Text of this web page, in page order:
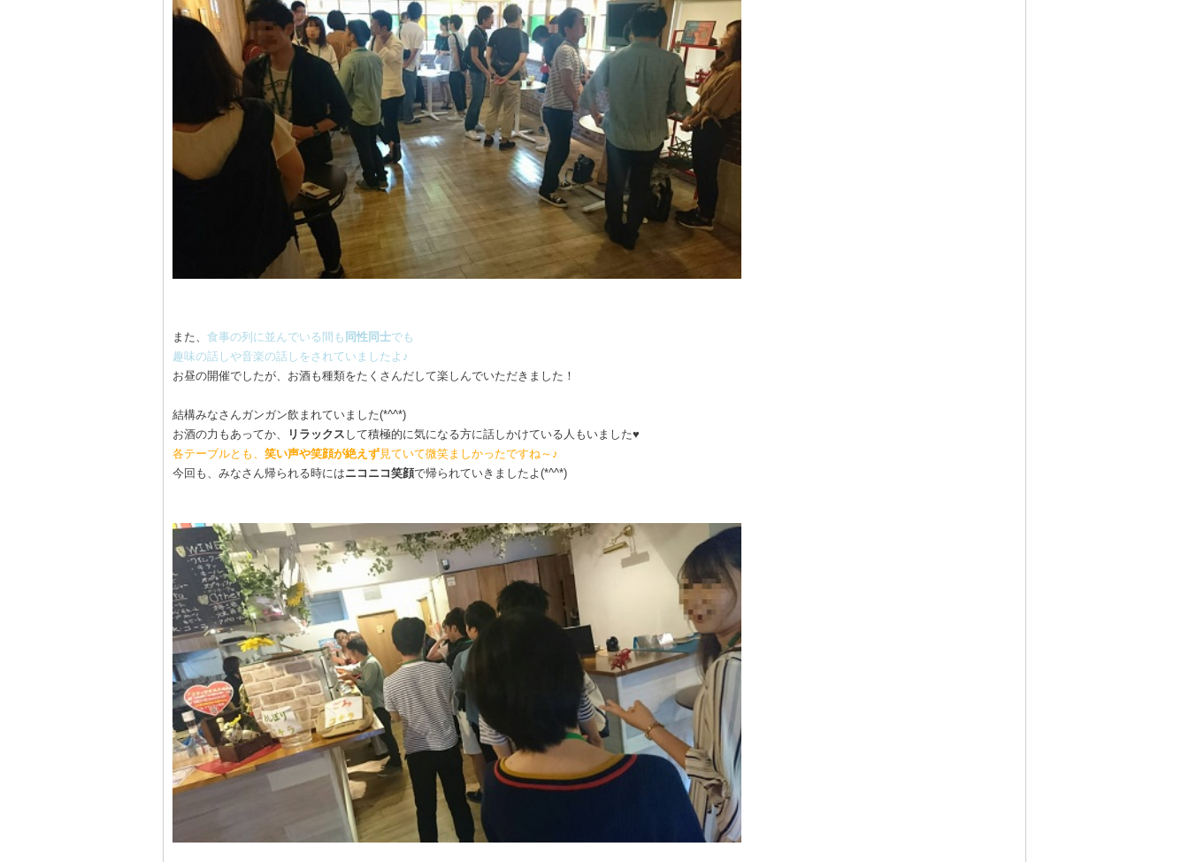
また、 食事の列に並んでいる間も 同性同士でも
趣味の話しや音楽の話しをされていましたよ♪
お昼の開催でしたが、お酒も種類をたくさんだして楽しんでいただきました！
結構みなさんガンガン飲まれていました(*^^*)
お酒の力もあってか、
リラックス して積極的に気になる方に話しかけている人もいました♥
各テーブルとも、 笑い声や笑顔が絶えず見ていて微笑ましかったですね～♪
今回も、みなさん帰られる時にはニコニコ笑顔で帰られていきましたよ(*^^*)